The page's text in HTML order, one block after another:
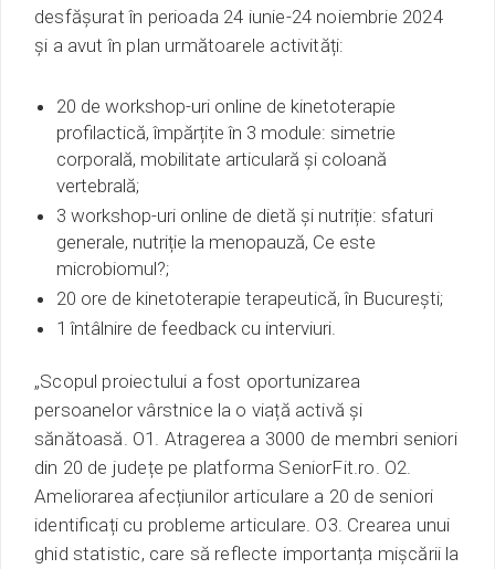
desfășurat în perioada 24 iunie-24 noiembrie 2024
și a avut în plan următoarele activități:
20 de workshop-uri online de kinetoterapie
profilactică, împărțite în 3 module: simetrie
corporală, mobilitate articulară și coloană
vertebrală;
3 workshop-uri online de dietă și nutriție: sfaturi
generale, nutriție la menopauză, Ce este
microbiomul?;
20 ore de kinetoterapie terapeutică, în București;
1 întâlnire de feedback cu interviuri.
„Scopul proiectului a fost oportunizarea
persoanelor vârstnice la o viață activă și
sănătoasă. O1. Atragerea a 3000 de membri seniori
din 20 de județe pe platforma SeniorFit.ro. O2.
Ameliorarea afecțiunilor articulare a 20 de seniori
identificați cu probleme articulare. O3. Crearea unui
ghid statistic, care să reflecte importanța mișcării la